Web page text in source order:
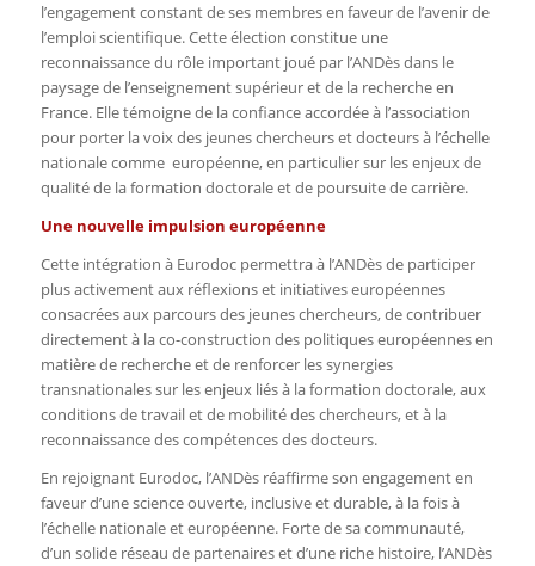
l’engagement constant de ses membres en faveur de l’avenir de
l’emploi scientifique. Cette élection constitue une
reconnaissance du rôle important joué par l’ANDès dans le
paysage de l’enseignement supérieur et de la recherche en
France. Elle témoigne de la confiance accordée à l’association
pour porter la voix des jeunes chercheurs et docteurs à l’échelle
nationale comme européenne, en particulier sur les enjeux de
qualité de la formation doctorale et de poursuite de carrière.
Une nouvelle impulsion européenne
Cette intégration à Eurodoc permettra à l’ANDès de participer
plus activement aux réflexions et initiatives européennes
consacrées aux parcours des jeunes chercheurs, de contribuer
directement à la co-construction des politiques européennes en
matière de recherche et de renforcer les synergies
transnationales sur les enjeux liés à la formation doctorale, aux
conditions de travail et de mobilité des chercheurs, et à la
reconnaissance des compétences des docteurs.
En rejoignant Eurodoc, l’ANDès réaffirme son engagement en
faveur d’une science ouverte, inclusive et durable, à la fois à
l’échelle nationale et européenne. Forte de sa communauté,
d’un solide réseau de partenaires et d’une riche histoire, l’ANDès